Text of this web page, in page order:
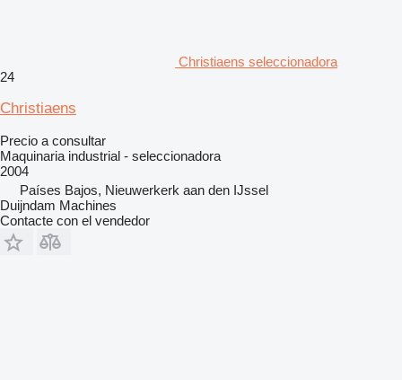
Christiaens seleccionadora
24
Christiaens
Precio a consultar
Maquinaria industrial - seleccionadora
2004
Países Bajos, Nieuwerkerk aan den IJssel
Duijndam Machines
Contacte con el vendedor